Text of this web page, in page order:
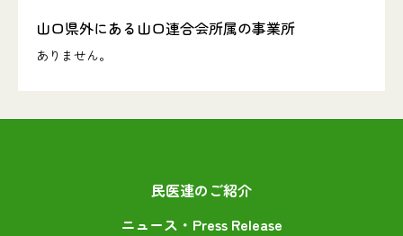
山口県外にある山口連合会所属の事業所
ありません。
民医連のご紹介
ニュース・Press Release